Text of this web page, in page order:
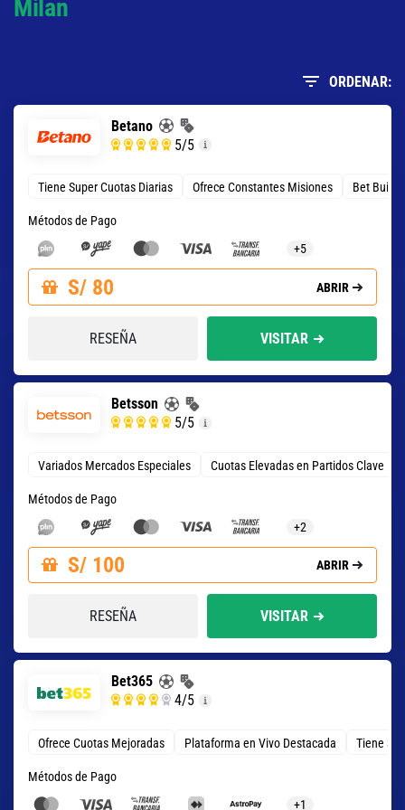
Milan
ORDENAR:
Betano
5/5
Tiene Super Cuotas Diarias Ofrece Constantes Misiones Bet
Métodos de Pago
+5
S/ 80 ABRIR
RESEÑA VISITAR
Betsson
5/5
Variados Mercados Especiales Cuotas Elevadas en Partidos Clave
Métodos de Pago
+2
S/ 100 ABRIR
RESEÑA VISITAR
Bet365
4/5
Ofrece Cuotas Mejoradas Plataforma en Vivo Destacada Tiene 3
Métodos de Pago
+1